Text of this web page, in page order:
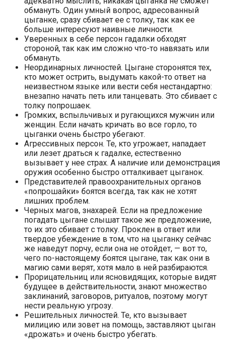
обмануть. Один умный вопрос, адресованный
цыганке, сразу сбивает ее с толку, так как ее
больше интересуют наивные личности.
Уверенных в себе персон гадалки обходят
стороной, так как им сложно что-то навязать или
обмануть.
Неординарных личностей. Цыгане сторонятся тех,
кто может острить, выдумать какой-то ответ на
неизвестном языке или вести себя нестандартно:
внезапно начать петь или танцевать. Это сбивает с
толку попрошаек.
Громких, вспыльчивых и ругающихся мужчин или
женщин. Если начать кричать во все горло, то
цыганки очень быстро убегают.
Агрессивных персон. Те, кто угрожает, нападает
или лезет драться к гадалке, естественно
вызывает у нее страх. А наличие или демонстрация
оружия особенно быстро отталкивает цыганок.
Представителей правоохранительных органов
«попрошайки» боятся всегда, так как не хотят
лишних проблем.
Черных магов, знахарей. Если на предложение
погадать цыгане слышат такое же предложение,
то их это сбивает с толку. Проклен в ответ или
твердое убеждение в том, что на цыганку сейчас
же наведут порчу, если она не отойдет, — вот то,
чего по-настоящему боятся цыгане, так как они в
магию сами верят, хотя мало в ней разбираются.
Прорицательниц или ясновидящих, которые видят
будущее в действительности, знают множество
заклинаний, заговоров, ритуалов, поэтому могут
нести реальную угрозу.
Решительных личностей. Те, кто вызывает
милицию или зовет на помощь, заставляют цыган
«дрожать» и очень быстро убегать.